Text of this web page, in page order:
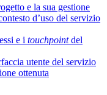
e la sua gestione
d’uso del servizio
e i touchpointdel
utente del servizio
ottenuta